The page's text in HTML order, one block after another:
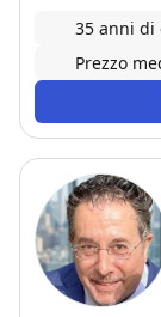
35 anni di
Prezzo